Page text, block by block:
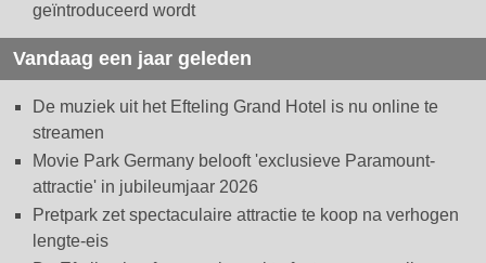
geïntroduceerd wordt
Vandaag een jaar geleden
De muziek uit het Efteling Grand Hotel is nu online te
streamen
Movie Park Germany belooft 'exclusieve Paramount-
attractie' in jubileumjaar 2026
Pretpark zet spectaculaire attractie te koop na verhogen
lengte-eis